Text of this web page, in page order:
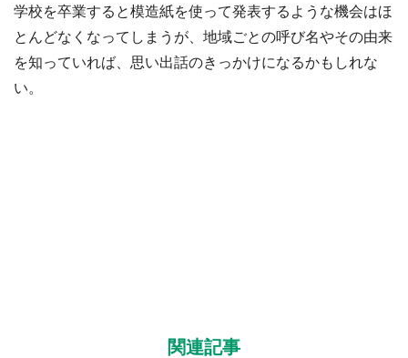
学校を卒業すると模造紙を使って発表するような機会はほ
とんどなくなってしまうが、地域ごとの呼び名やその由来
を知っていれば、思い出話のきっかけになるかもしれな
い。
関連記事